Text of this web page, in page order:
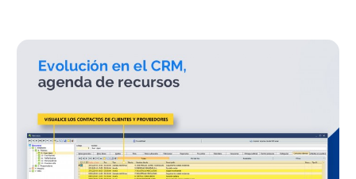
proveedores